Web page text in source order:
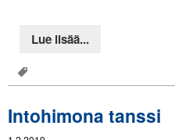
Lue lisää...
Intohimona tanssi